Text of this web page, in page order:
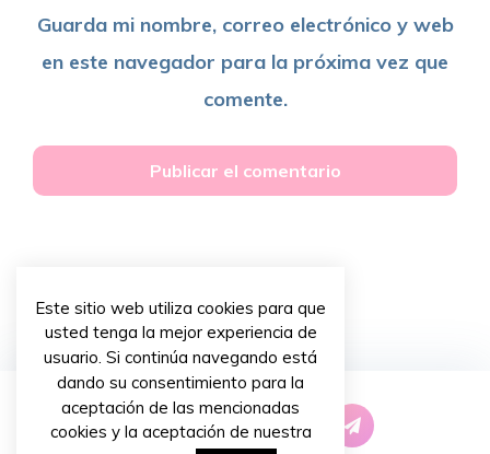
Guarda mi nombre, correo electrónico y web
en este navegador para la próxima vez que
comente.
Este sitio web utiliza cookies para que
usted tenga la mejor experiencia de
usuario. Si continúa navegando está
dando su consentimiento para la
aceptación de las mencionadas
cookies y la aceptación de nuestra